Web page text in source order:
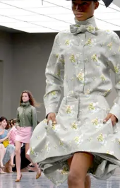
會忽略品牌的美學基
的首作所造成的話題
簡單，一個嶄新的